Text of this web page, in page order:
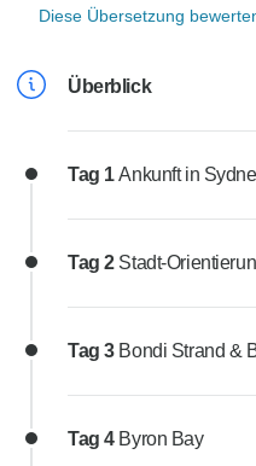
Diese Übersetzung
Überblick
Tag 1Ankunft in
Tag 2 Stadt-
Tag 3 Bondi Strand &
Tag 4 Byron Bay